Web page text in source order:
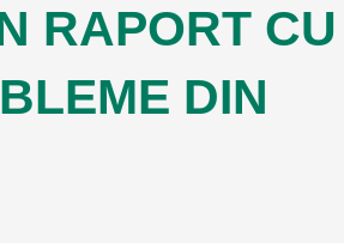
RAPORT CU
DIN